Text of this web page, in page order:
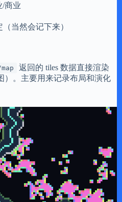
/商业
当然会记下来）
返回的 tiles 数据直接渲染
）。主要用来记录布局和演化